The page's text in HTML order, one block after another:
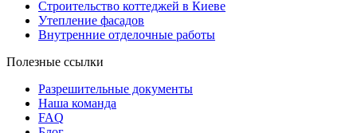
Строительство коттеджей в Киеве
Утепление фасадов
Внутренние отделочные работы
Полезные ссылки
Разрешительные документы
Наша команда
FAQ